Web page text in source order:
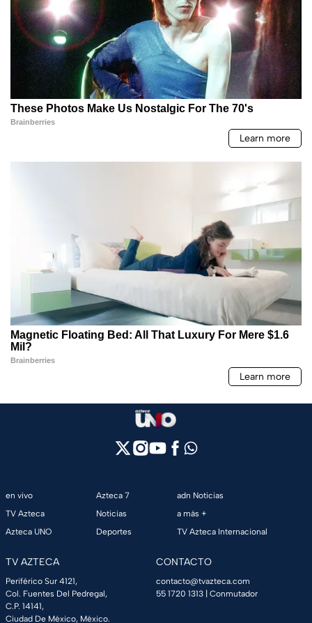
en vivo
TV Azteca
Azteca UNO
Azteca 7
Noticias
Deportes
adn Noticias
a más +
TV Azteca Internacional
TV AZTECA
Periférico Sur 4121,
Col. Fuentes Del Pedregal,
C.P. 14141,
Ciudad De México, México.
CONTACTO
contacto@tvazteca.com
55 1720 1313 | Conmutador